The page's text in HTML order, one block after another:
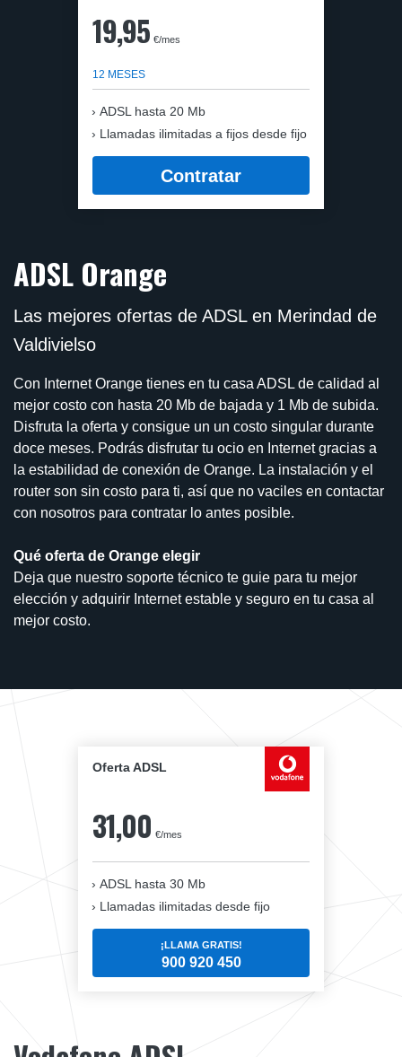
19,95 €/mes
12 MESES
ADSL hasta 20 Mb
Llamadas ilimitadas a fijos desde fijo
Contratar
ADSL Orange
Las mejores ofertas de ADSL en Merindad de
Valdivielso
Con Internet Orange tienes en tu casa ADSL de calidad al
mejor costo con hasta 20 Mb de bajada y 1 Mb de subida.
Disfruta la oferta y consigue un un costo singular durante
doce meses. Podrás disfrutar tu ocio en Internet gracias a
la estabilidad de conexión de Orange. La instalación y el
router son sin costo para ti, así que no vaciles en contactar
con nosotros para contratar lo antes posible.
Qué oferta de Orange elegir
Deja que nuestro soporte técnico te guie para tu mejor
elección y adquirir Internet estable y seguro en tu casa al
mejor costo.
Oferta ADSL
31,00 €/mes
ADSL hasta 30 Mb
Llamadas ilimitadas desde fijo
¡LLAMA GRATIS!
900 920 450